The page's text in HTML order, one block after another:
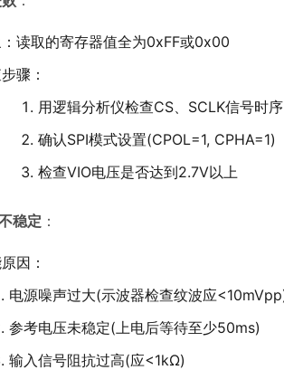
读取的寄存器值全为0xFF或0x00
骤：
用逻辑分析仪检查CS、SCLK信号时序
确认SPI模式设置(CPOL=1, CPHA=1)
检查VIO电压是否达到2.7V以上
稳定 ：
因：
电源噪声过大(示波器检查纹波应
参考电压未稳定(上电后等待至少50ms)
输入信号阻抗过高(应<1kΩ)